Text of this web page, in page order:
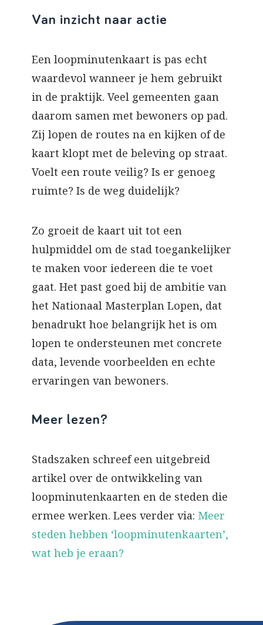
Van inzicht naar actie
Een loopminutenkaart is pas echt
waardevol wanneer je hem gebruikt
in de praktijk. Veel gemeenten gaan
daarom samen met bewoners op pad.
Zij lopen de routes na en kijken of de
kaart klopt met de beleving op straat.
Voelt een route veilig? Is er genoeg
ruimte? Is de weg duidelijk?
Zo groeit de kaart uit tot een
hulpmiddel om de stad toegankelijker
te maken voor iedereen die te voet
gaat. Het past goed bij de ambitie van
het Nationaal Masterplan Lopen, dat
benadrukt hoe belangrijk het is om
lopen te ondersteunen met concrete
data, levende voorbeelden en echte
ervaringen van bewoners.
Meer lezen?
Stadszaken schreef een uitgebreid
artikel over de ontwikkeling van
loopminutenkaarten en de steden die
ermee werken. Lees verder via: Meer
steden hebben ‘loopminutenkaarten’,
wat heb je eraan?